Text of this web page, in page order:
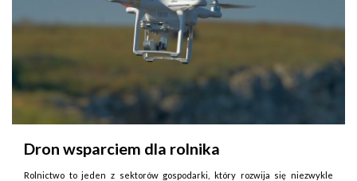
Dron wsparciem dla rolnika
Rolnictwo to jeden z sektorów gospodarki, który rozwija się niezwykle